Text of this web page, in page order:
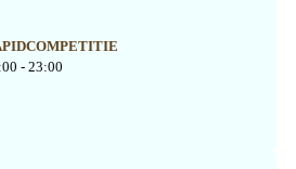
- 23:00